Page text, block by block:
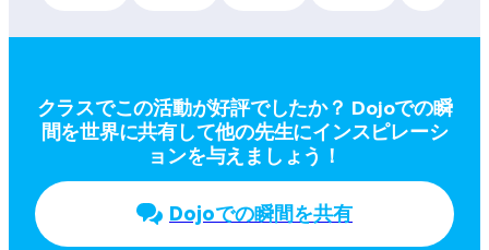
クラスでこの活動が好評でしたか？ Dojoでの瞬
間を世界に共有して他の先生にインスピレーシ
ョンを与えましょう！
Dojoでの瞬間を共有